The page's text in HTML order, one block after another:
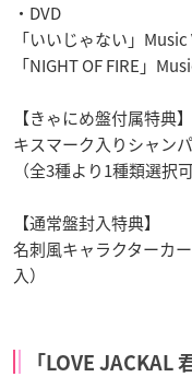
・DVD
「いいじゃない」
「NIGHT OF FIRE」
【きゃにめ盤付属特典】
キスマーク入りシャン
（全3種より1種類選択
【通常盤封入特典】
名刺風キャラクターカ
入）
「LOVE JACKAL